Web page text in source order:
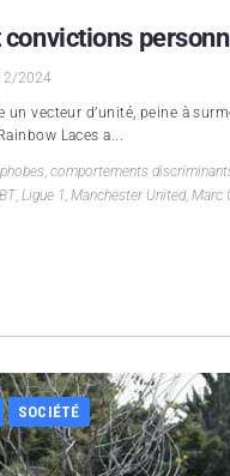
2024
vecteur d’unité, peine à
Laces a...
, comportements
, Ligue 1, Manchester United, Marc
SOCIÉTÉ